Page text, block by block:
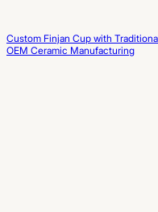
Custom Finjan Cup with
OEM Ceramic Manufacturing